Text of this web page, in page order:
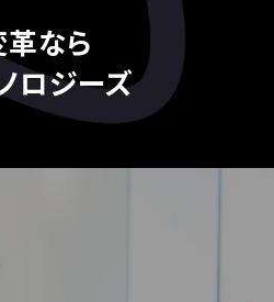
なら
ロジーズ